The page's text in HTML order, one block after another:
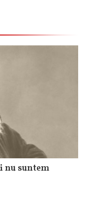
nu suntem